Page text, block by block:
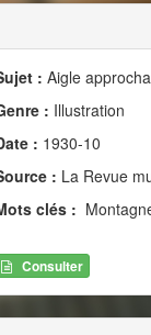
: Aigle
: Illustration
: 1930-10
: La Revue
clés :
Consulter